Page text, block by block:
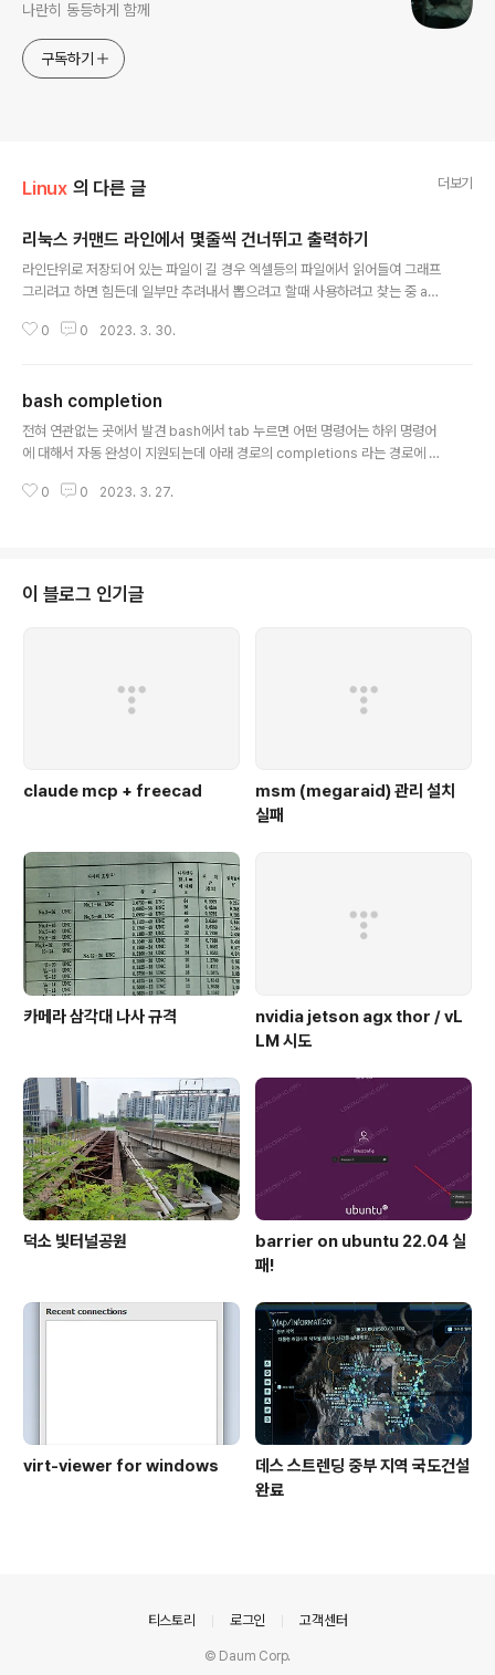
나란히 동등하게 함께
구독하기
Linux 의 다른 글 더보기
리눅스 커맨드 라인에서 몇줄씩 건너뛰고 출력하기
라인단위로 저장되어 있는 파일이 길 경우 엑셀등의 파일에서 읽어들여 그래프
그리려고 하면 힘든데 일부만 추려내서 뽑으려고 할때 사용하려고 찾는 중 awk
R%3)' file $ sed -n 'n;n;p;' file [링크 : http://underpop.online.fr/u/un
0 0 2023. 3. 30.
bash completion
전혀 연관없는 곳에서 발견 bash에서 tab 누르면 어떤 명령어는 하위 명령어
에 대해서 자동 완성이 지원되는데 아래 경로의 completions 라는 경로에 파
hub.com/Xilinx/gstreamer/blob/master/data/bash-completion/c
0 0 2023. 3. 27.
이 블로그 인기글
claude mcp + freecad
msm (megaraid) 관리 설치
실패
카메라 삼각대 나사 규격
nvidia jetson agx thor / vL
LM 시도
덕소 빛터널공원
barrier on ubuntu 22.04 실
패!
virt-viewer for windows
데스 스트렌딩 중부 지역 국도건설
완료
티스토리 로그인 고객센터
© Daum Corp.